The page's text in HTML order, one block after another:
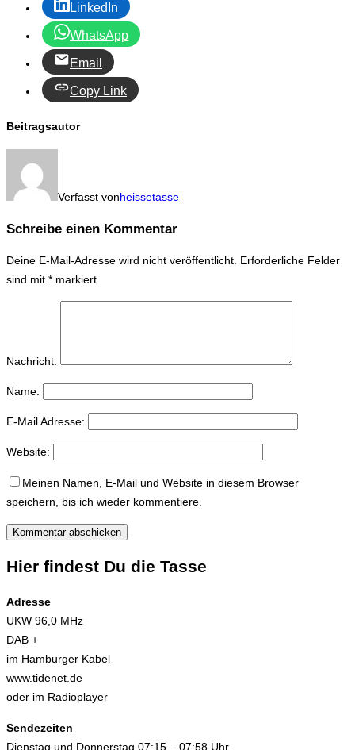
LinkedIn
WhatsApp
Email
Copy Link
Beitragsautor
Verfasst vonheissetasse
Schreibe einen Kommentar
Deine E-Mail-Adresse wird nicht veröffentlicht. Erforderliche Felder
sind mit * markiert
Nachricht:
Name:
E-Mail Adresse:
Website:
Meinen Namen, E-Mail und Website in diesem Browser
speichern, bis ich wieder kommentiere.
Hier findest Du die Tasse
Adresse
UKW 96,0 MHz
DAB +
im Hamburger Kabel
www.tidenet.de
oder im Radioplayer
Sendezeiten
Dienstag und Donnerstag 07:15 – 07:58 Uhr